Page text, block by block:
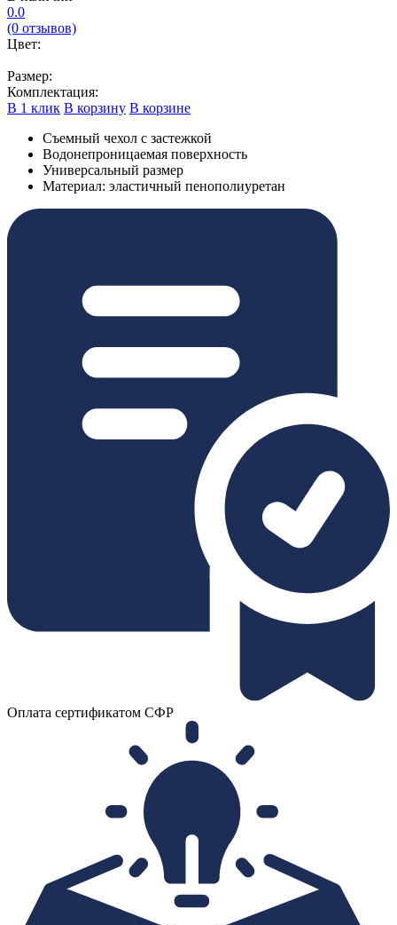
0.0
(0 отзывов)
Цвет:
Размер:
Комплектация:
В 1 клик В корзину В корзине
Съемный чехол с застежкой
Водонепроницаемая поверхность
Универсальный размер
Материал: эластичный пенополиуретан
Оплата сертификатом СФР